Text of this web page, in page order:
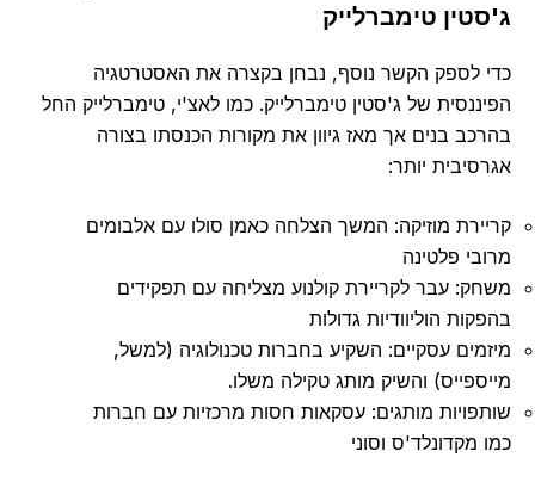
ג'סטין טימברלייק
כדי לספק הקשר נוסף, נבחן בקצרה את האסטרטגיה
הפיננסית של ג'סטין טימברלייק. כמו לאצ'י, טימברלייק החל
בהרכב בנים אך מאז גיוון את מקורות הכנסתו בצורה
אגרסיבית יותר:
קריירת מוזיקה: המשך הצלחה כאמן סולו עם אלבומים
מרובי פלטינה
משחק: עבר לקריירת קולנוע מצליחה עם תפקידים
בהפקות הוליוודיות גדולות
מיזמים עסקיים: השקיע בחברות טכנולוגיה (למשל,
מייספייס) והשיק מותג טקילה משלו.
שותפויות מותגים: עסקאות חסות מרכזיות עם חברות
כמו מקדונלד'ס וסוני